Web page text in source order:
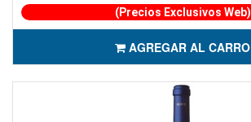
(Precios Exclusivos Web)
AGREGAR AL CARRO